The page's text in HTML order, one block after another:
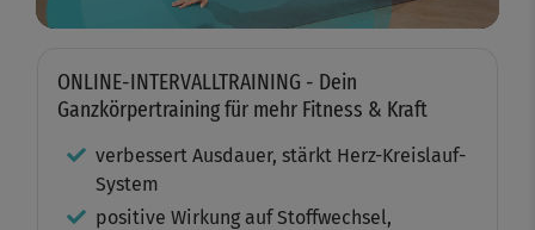
ONLINE-INTERVALLTRAINING - Dein
Ganzkörpertraining für mehr Fitness & Kraft
verbessert Ausdauer, stärkt Herz-Kreislauf-
System
positive Wirkung auf Stoffwechsel,